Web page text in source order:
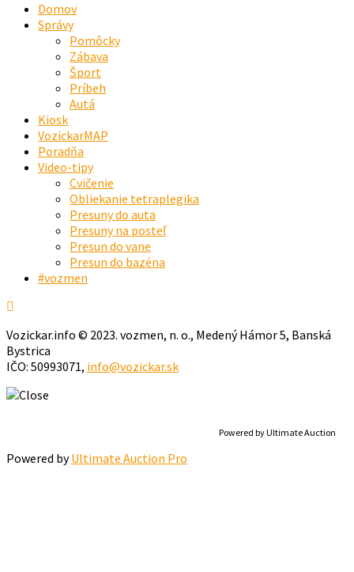
Domov
Správy
Pomôcky
Zábava
Šport
Príbeh
Autá
Kiosk
VozickarMAP
Poradňa
Video-tipy
Cvičenie
Obliekanie tetraplegika
Presuny do auta
Presuny na posteľ
Presun do vane
Presun do bazéna
#vozmen
Vozickar.info © 2023. vozmen, n. o., Medený Hámor 5, Banská
Bystrica
IČO: 50993071, info@vozickar.sk
Powered by Ultimate Auction
Powered byUltimate Auction Pro